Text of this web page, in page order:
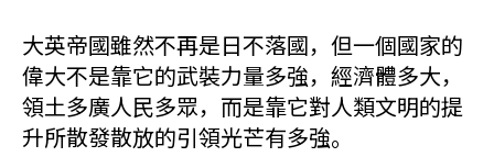
大英帝國雖然不再是日不落國，但一個國家的
偉大不是靠它的武裝力量多強，經濟體多大，
領土多廣人民多眾，而是靠它對人類文明的提
升所散發散放的引領光芒有多強。